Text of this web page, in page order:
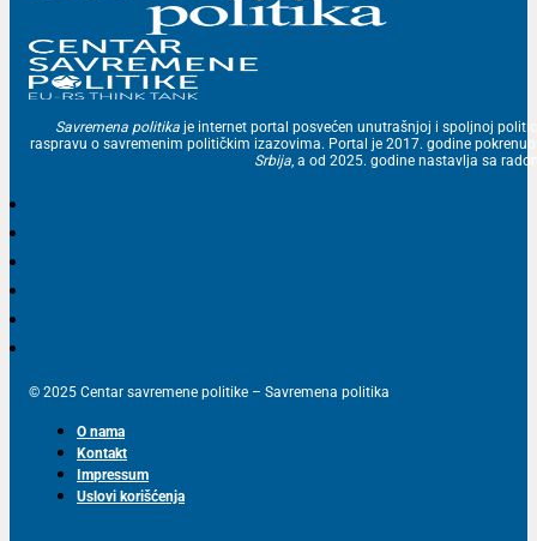
Savremena politika je internet portal posvećen unutrašnjoj i spoljnoj
raspravu o savremenim političkim izazovima. Portal je 2017. godine
Srbija, a od 2025. godine nastavlja sa
© 2025 Centar savremene politike – Savremena politika
O nama
Kontakt
Impressum
Uslovi korišćenja